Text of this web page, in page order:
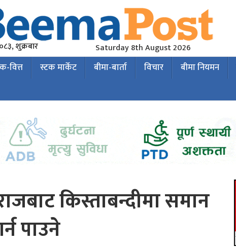
शुक्रबार Saturday 8th August 2026
वित्त स्टक मार्केट बीमा-बार्ता विचार बीमा नियमन
किस्ताबन्दीमा समान
पाउने